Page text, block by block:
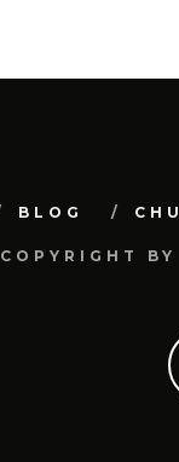
BLOG
COPYRIGHT